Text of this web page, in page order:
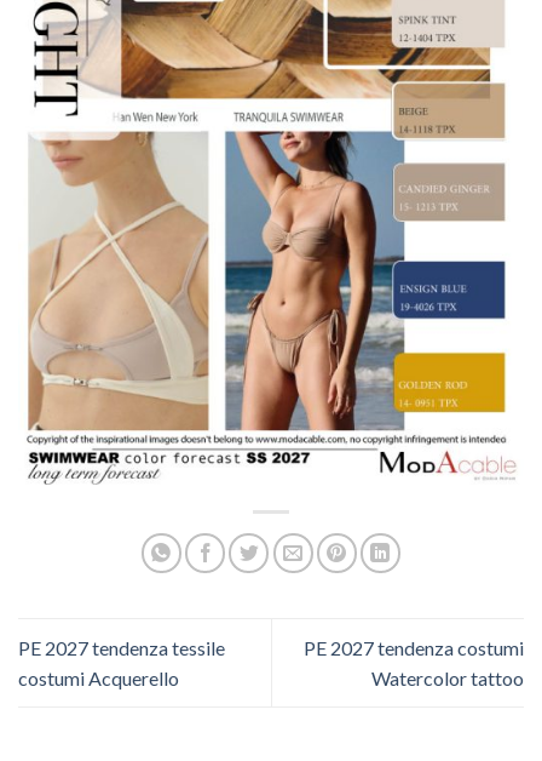
PE 2027 tendenza tessile
costumi Acquerello
PE 2027 tendenza costumi
Watercolor tattoo